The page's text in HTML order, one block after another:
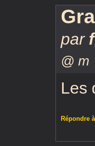
par f
@ m
Les
Répondre